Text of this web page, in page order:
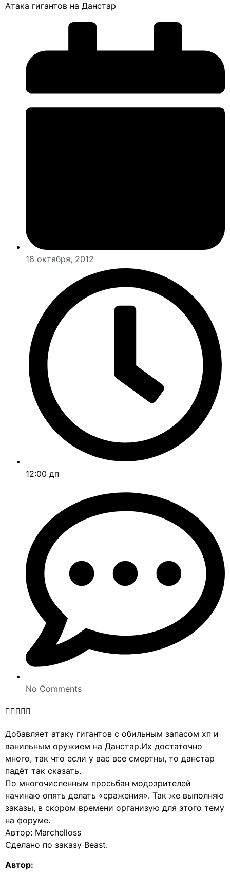
Атака гигантов на Данстар
18 октября, 2012
12:00 дп
No Comments

Добавляет атаку гигантов с обильным запасом хп и
ванильным оружием на Данстар.Их достаточно
много, так что если у вас все смертны, то данстар
падёт так сказать.
По многочисленным просьбан модозрителей
начинаю опять делать «сражения». Так же выполняю
заказы, в скором времени организую для этого тему
на форуме.
Автор: Marchelloss
Сделано по заказу Beast.
Автор: